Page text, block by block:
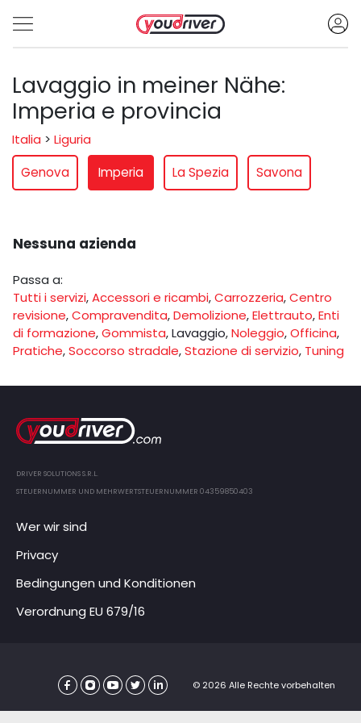
Lavaggio in meiner Nähe:
Imperia e provincia
Italia > Liguria
Genova
Imperia La Spezia Savona
Nessuna azienda
Passa a:
Tutti i servizi,Accessori e ricambi,Carrozzeria,Centro
revisione,Compravendita,Demolizione,Elettrauto,Enti
di formazione,Gommista,Lavaggio,Noleggio,Officina,
Pratiche,Soccorso stradale,Stazione di servizio, Tuning
DRIVER SOLUTIONS S.R.L.
STEUERNUMMER UND MEHRWERTSTEUERNUMMER 04359850403
Wer wir sind
Privacy
Bedingungen und Konditionen
Verordnung EU 679/16
© 2026 Alle Rechte vorbehalten